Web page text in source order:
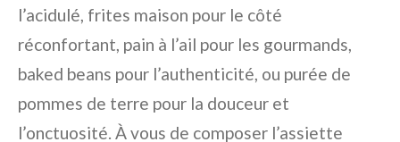
l’acidulé, frites maison pour le côté
réconfortant, pain à l’ail pour les gourmands,
baked beans pour l’authenticité, ou purée de
pommes de terre pour la douceur et
l’onctuosité. À vous de composer l’assiette